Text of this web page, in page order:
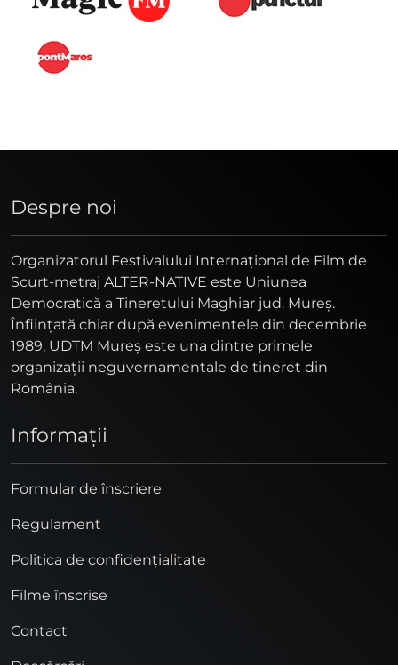
Despre noi
Organizatorul Festivalului Internaţional de Film de
Scurt-metraj ALTER-NATIVE este Uniunea
Democratică a Tineretului Maghiar jud. Mureş.
Înfiinţată chiar după evenimentele din decembrie
1989, UDTM Mureş este una dintre primele
organizaţii neguvernamentale de tineret din
România.
Informaţii
Formular de înscriere
Regulament
Politica de confidențialitate
Filme înscrise
Contact